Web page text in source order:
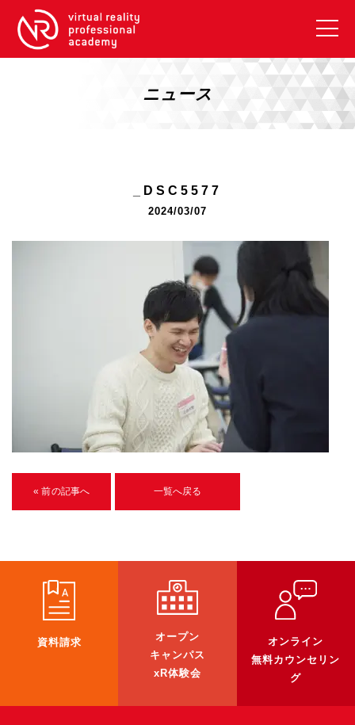
VRアカデミーとは
【2026年10月】ARエキスパートコース
【2026年10月】XRプロフェッショナル
《リスキリング補助金コース》
リスキリング補助金対象コース説明
U-15メタバースプログラミング講座
受講生紹介
イベント
ブログ
企業向け
《3DGS》
3DGSスキャンサービス
ニュース
_DSC5577
2024/03/07
« 前の記事へ 一覧へ戻る
資料請求
オープン
キャンパス
xR体験会
オンライン
無料カウンセリン
グ